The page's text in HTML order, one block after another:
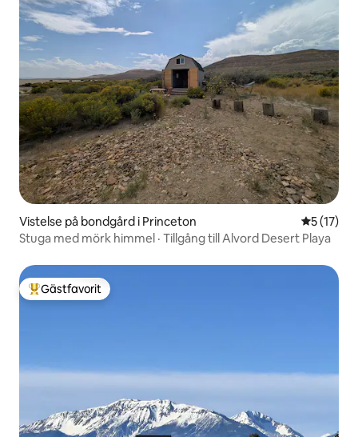
Vistelse på bondgård i Princeton 5 av 5 i
5 (17)
Stuga med mörk himmel · Tillgång till Alvord Desert Playa
Populär gästfavorit
Gästfavorit